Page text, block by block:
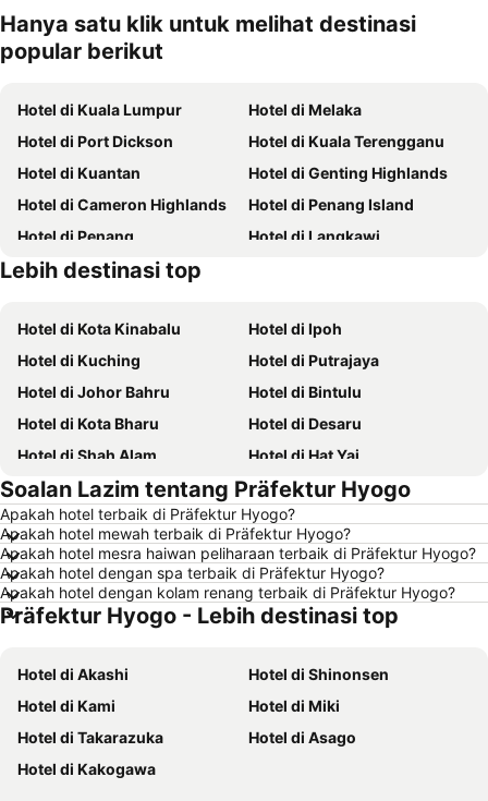
Hanya satu klik untuk melihat destinasi
popular berikut
Hotel di Kuala Lumpur
Hotel di Melaka
Hotel di Port Dickson
Hotel di Kuala Terengganu
Hotel di Kuantan
Hotel di Genting Highlands
Hotel di Cameron Highlands
Hotel di Penang Island
Hotel di Penang
Hotel di Langkawi
Hotel di Terengganu
Lebih destinasi top
Hotel di Kota Kinabalu
Hotel di Ipoh
Hotel di Kuching
Hotel di Putrajaya
Hotel di Johor Bahru
Hotel di Bintulu
Hotel di Kota Bharu
Hotel di Desaru
Hotel di Shah Alam
Hotel di Hat Yai
Hotel di Batu Ferringhi
Hotel di Miri
Hotel di Georgetown
Hotel di Alor Setar
Hotel di Taiping
Hotel di Singapore
Hotel di Seremban
Hotel di Cherating
Hotel di Brinchang
Hotel di Perlis
Hotel di Tioman Island
Hotel di Hong Kong
Hotel di Johor
Hotel di Malaysia
Hotel di Shanghai
Hotel di Koh Lipe
Hotel di Pulau Perhentian
Soalan Lazim tentang Präfektur Hyogo
Apakah hotel terbaik di Präfektur Hyogo?
Apakah hotel mewah terbaik di Präfektur Hyogo?
Apakah hotel mesra haiwan peliharaan terbaik di Präfektur Hyogo?
Apakah hotel dengan spa terbaik di Präfektur Hyogo?
Apakah hotel dengan kolam renang terbaik di Präfektur Hyogo?
Präfektur Hyogo - Lebih destinasi top
Hotel di Akashi
Hotel di Shinonsen
Hotel di Kami
Hotel di Miki
Hotel di Takarazuka
Hotel di Asago
Hotel di Kakogawa